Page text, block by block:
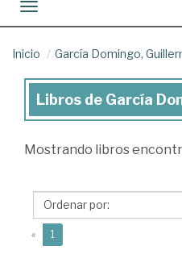
Toggle navigation
Inicio García Domingo,
Libros
García
Guillermo
Libros de García
Mostrando libros
« 1